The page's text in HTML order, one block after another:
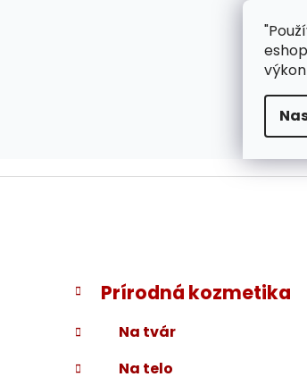
B
č
Preskočiť
kategórie
K
a
t
e
g
Prírodná kozmetika
Na tvár
Na telo